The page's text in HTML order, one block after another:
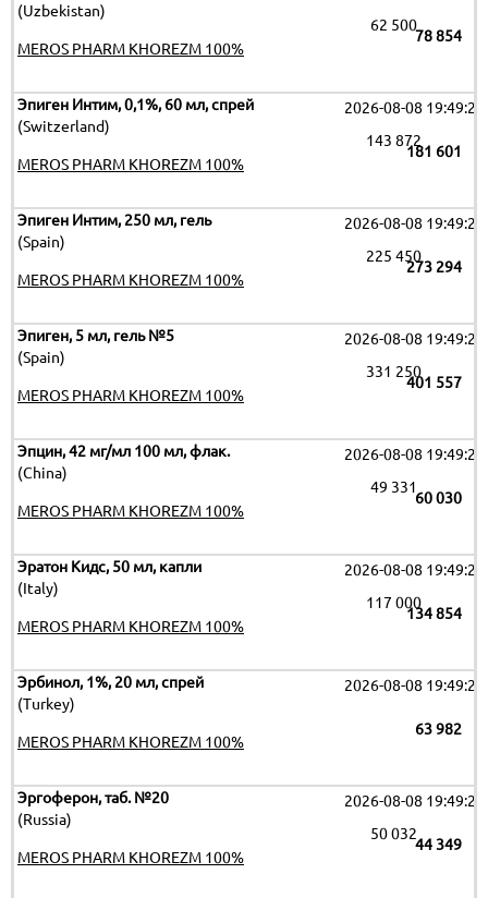
(Uzbekistan)
78 854
62 500
MEROS PHARM KHOREZM 100%
Эпиген Интим, 0,1%, 60 мл, спрей
(Switzerland)
2026-08-08 19:49:26
181 601
143 872
MEROS PHARM KHOREZM 100%
Эпиген Интим, 250 мл, гель
(Spain)
2026-08-08 19:49:26
273 294
225 450
MEROS PHARM KHOREZM 100%
Эпиген, 5 мл, гель №5
(Spain)
2026-08-08 19:49:26
401 557
331 250
MEROS PHARM KHOREZM 100%
Эпцин, 42 мг/мл 100 мл, флак.
(China)
2026-08-08 19:49:26
60 030
49 331
MEROS PHARM KHOREZM 100%
Эратон Кидс, 50 мл, капли
(Italy)
2026-08-08 19:49:26
134 854
117 000
MEROS PHARM KHOREZM 100%
Эрбинол, 1%, 20 мл, спрей
(Turkey)
2026-08-08 19:49:26
63 982
MEROS PHARM KHOREZM 100%
Эргоферон, таб. №20
(Russia)
2026-08-08 19:49:26
44 349
50 032
MEROS PHARM KHOREZM 100%